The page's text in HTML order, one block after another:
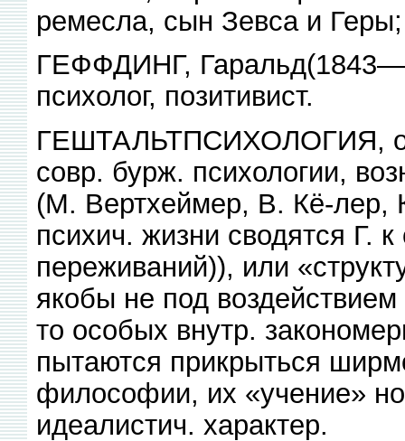
ремесла, сын Зевса и
ГЕФФДИНГ,
психолог, позитивист.
ГЕШТАЛЬТПСИХОЛОГИЯ,
совр. бурж. психологии,
(М. Вертхеймер, В. Кё-лер,
психич. жизни сводятся Г.
переживаний)), или
якобы не под
то особых внутр.
пытаются прикрыться
философии, их «учение»
идеалистич. характер.